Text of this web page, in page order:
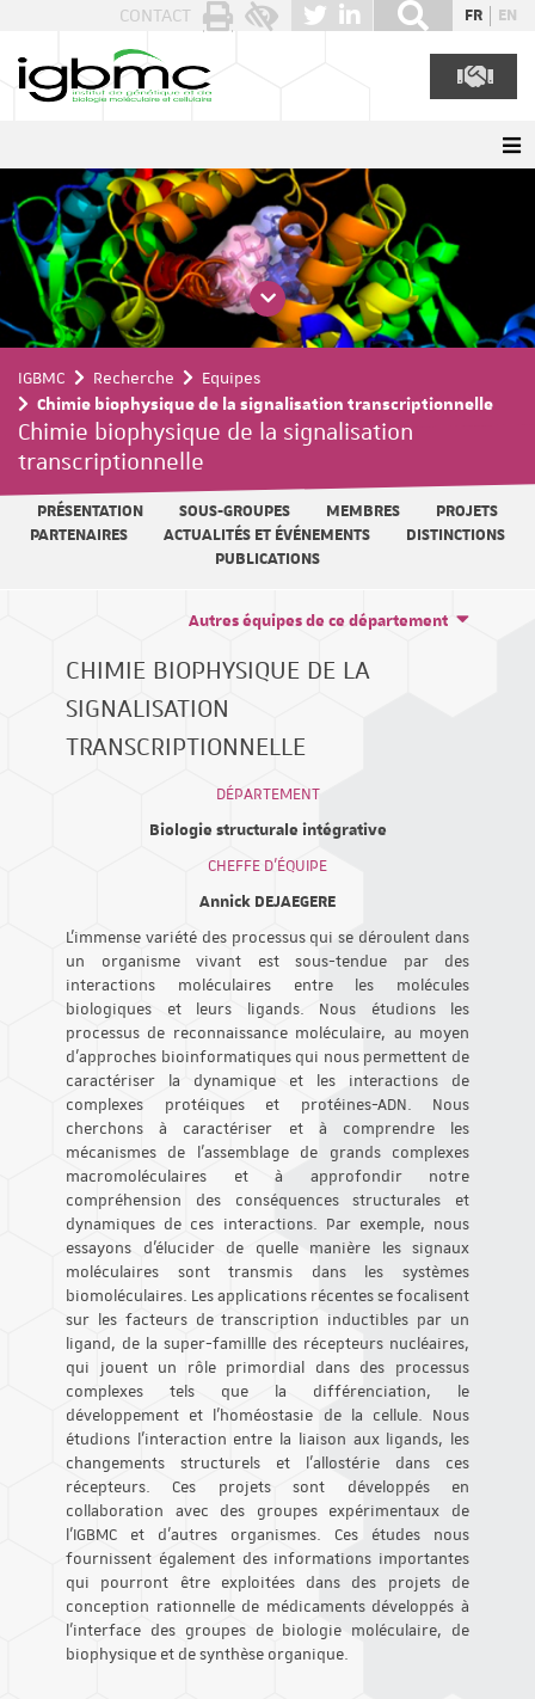
CONTACT FR EN
IGBMC Recherche
Equipes
Chimie biophysique de la signalisation transcriptionnelle
Chimie biophysique de la signalisation
transcriptionnelle
PRÉSENTATION SOUS-GROUPES MEMBRES
PROJETS
PARTENAIRES
ACTUALITÉS ET ÉVÉNEMENTS
DISTINCTIONS
PUBLICATIONS
CHIMIE BIOPHYSIQUE DE LA
SIGNALISATION
TRANSCRIPTIONNELLE
Autres équipes de ce département
DÉPARTEMENT
Biologie structurale intégrative
CHEFFE D'ÉQUIPE
Annick DEJAEGERE
L’immense variété des processus qui se déroulent dans
un organisme vivant est sous-tendue par des
interactions moléculaires entre les molécules
biologiques et leurs ligands. Nous étudions les
processus de reconnaissance moléculaire, au moyen
d’approches bioinformatiques qui nous permettent de
caractériser la dynamique et les interactions de
complexes protéiques et protéines-ADN. Nous
cherchons à caractériser et à comprendre les
mécanismes de l’assemblage de grands complexes
macromoléculaires et à approfondir notre
compréhension des conséquences structurales et
dynamiques de ces interactions. Par exemple, nous
essayons d’élucider de quelle manière les signaux
moléculaires sont transmis dans les systèmes
biomoléculaires. Les applications récentes se focalisent
sur les facteurs de transcription inductibles par un
ligand, de la super-famillle des récepteurs nucléaires,
qui jouent un rôle primordial dans des processus
complexes tels que la différenciation, le
développement et l’homéostasie de la cellule. Nous
étudions l’interaction entre la liaison aux ligands, les
changements structurels et l’allostérie dans ces
récepteurs. Ces projets sont développés en
collaboration avec des groupes expérimentaux de
l’IGBMC et d’autres organismes. Ces études nous
fournissent également des informations importantes
qui pourront être exploitées dans des projets de
conception rationnelle de médicaments développés à
l’interface des groupes de biologie moléculaire, de
biophysique et de synthèse organique.
Panneau de gestion des cookies